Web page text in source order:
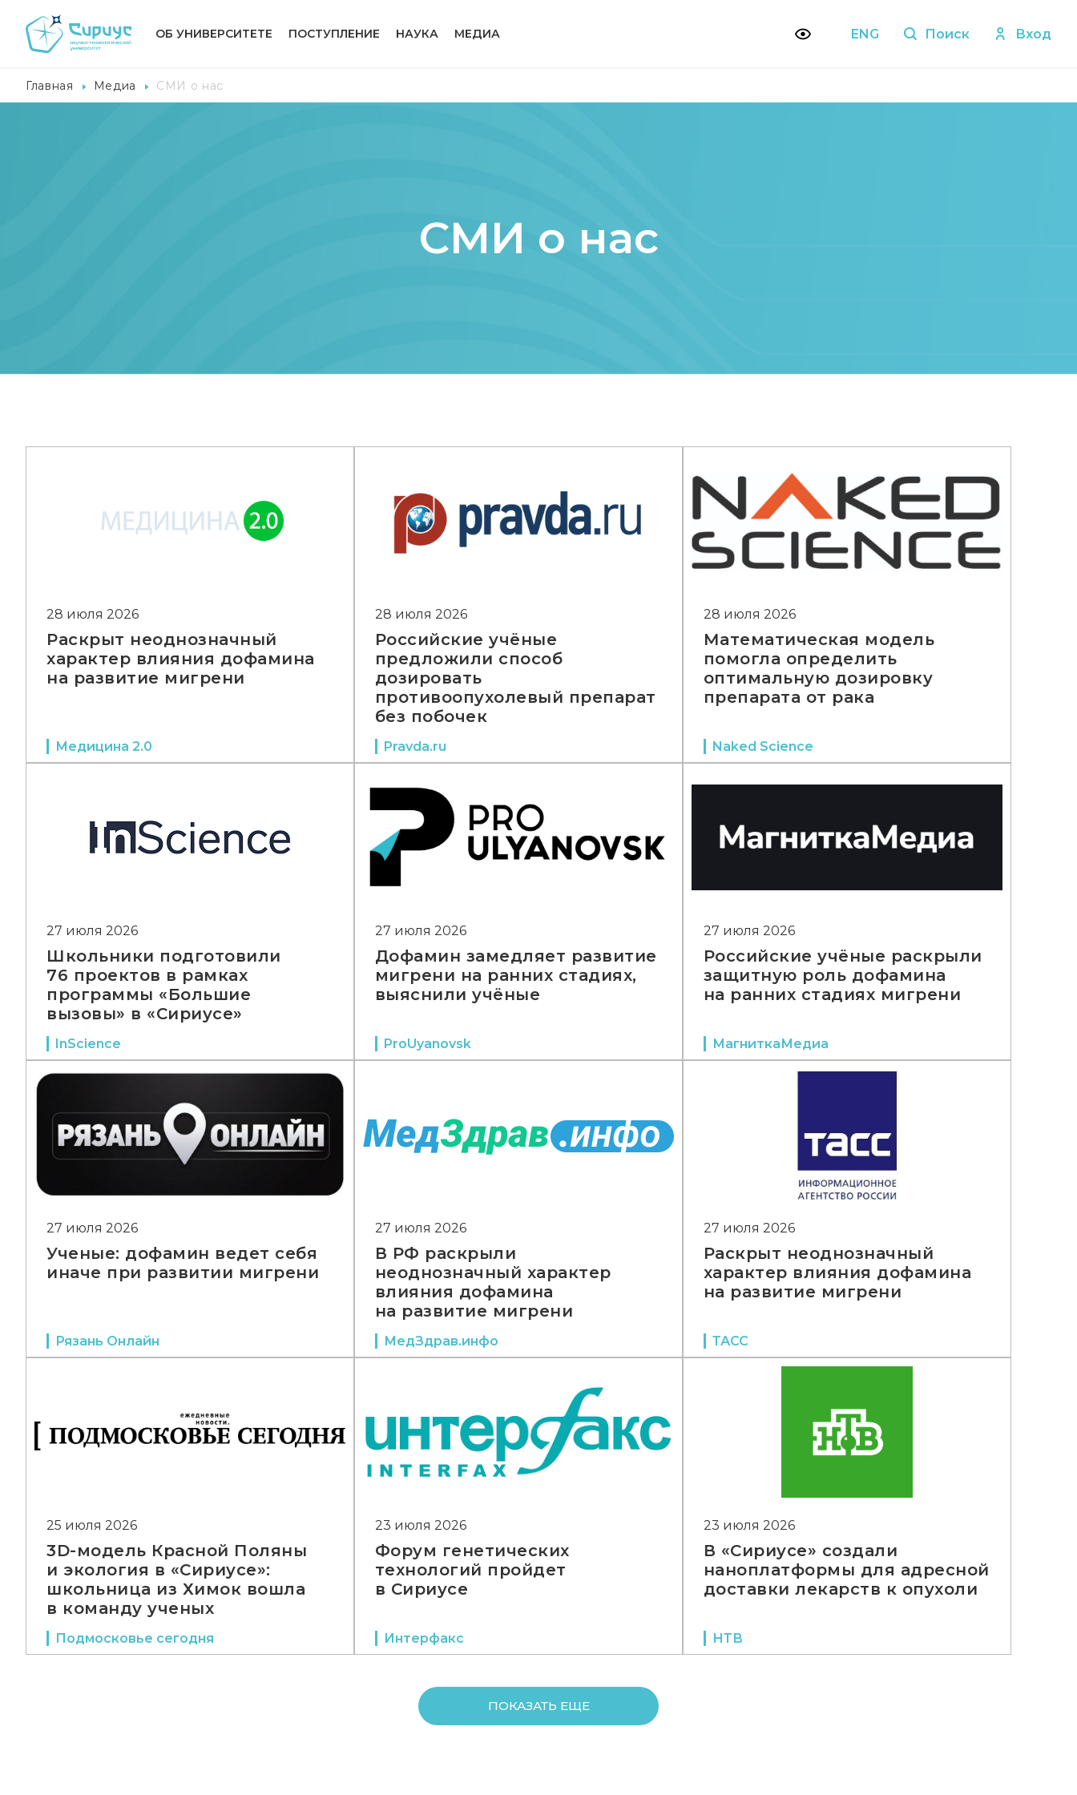
ОБ УНИВЕРСИТЕТЕ ПОСТУПЛЕНИЕ НАУКА МЕДИА ENG Поиск Вход
Главная Медиа СМИ о нас
СМИ о нас
28 июля 2026
Раскрыт неоднозначный
характер влияния дофамина
на развитие мигрени
Медицина 2.0
28 июля 2026
Российские учёные
предложили способ
дозировать
противоопухолевый препарат
без побочек
Pravda.ru
28 июля 2026
Математическая модель
помогла определить
оптимальную дозировку
препарата от рака
Naked Science
27 июля 2026
Школьники подготовили
76 проектов в рамках
программы «Большие
вызовы» в «Сириусе»
InScience
27 июля 2026
Дофамин замедляет развитие
мигрени на ранних стадиях,
выяснили учёные
ProUyanovsk
27 июля 2026
Российские учёные раскрыли
защитную роль дофамина
на ранних стадиях мигрени
МагниткаМедиа
27 июля 2026
Ученые: дофамин ведет себя
иначе при развитии мигрени
Рязань Онлайн
27 июля 2026
В РФ раскрыли
неоднозначный характер
влияния дофамина
на развитие мигрени
МедЗдрав.инфо
27 июля 2026
Раскрыт неоднозначный
характер влияния дофамина
на развитие мигрени
ТАСС
25 июля 2026
3D-модель Красной Поляны
и экология в «Сириусе»:
школьница из Химок вошла
в команду ученых
Подмосковье сегодня
23 июля 2026
Форум генетических
технологий пройдет
в Сириусе
Интерфакс
23 июля 2026
В «Сириусе» создали
наноплатформы для адресной
доставки лекарств к опухоли
НТВ
ПОКАЗАТЬ ЕЩЕ